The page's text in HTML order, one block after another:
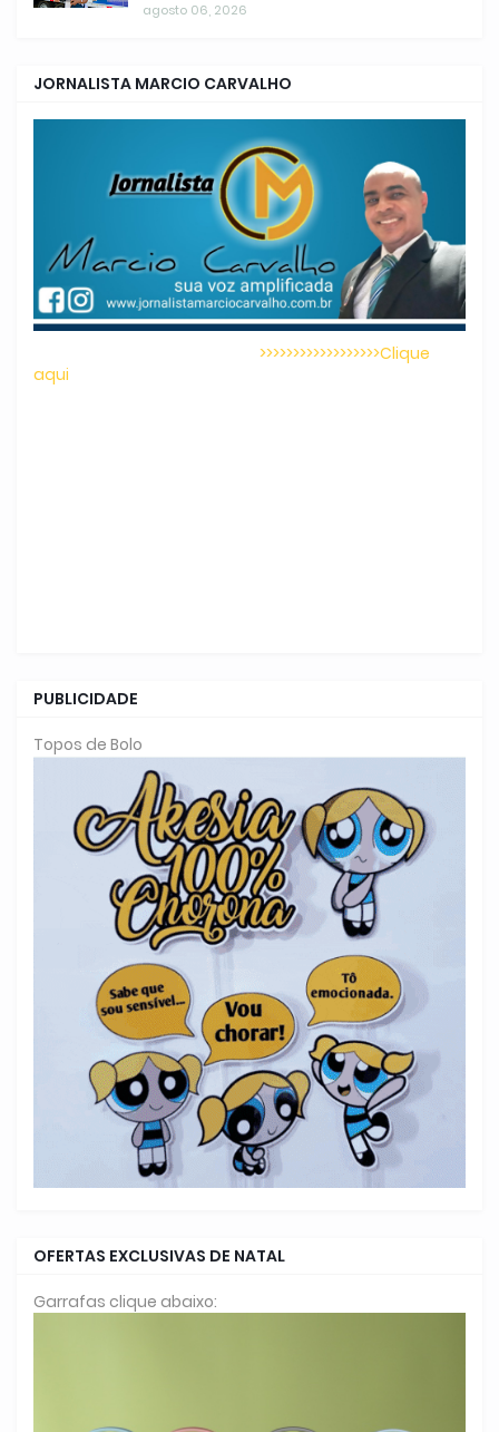
agosto 06, 2026
JORNALISTA MARCIO CARVALHO
>>>>>>>>>>>>>>>>>>Clique
aqui
PUBLICIDADE
Topos de Bolo
OFERTAS EXCLUSIVAS DE NATAL
Garrafas clique abaixo: